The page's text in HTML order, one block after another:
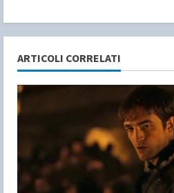
n
u
e
a
ARTICOLI CORRELATI